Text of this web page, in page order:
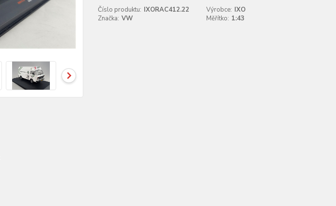
Číslo produktu: IXORAC412.22 Výrobce: IXO
Značka: VW Měřítko: 1:43